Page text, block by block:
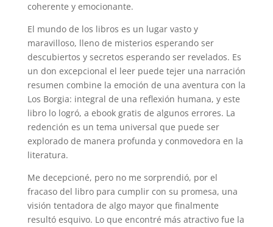
coherente y emocionante.
El mundo de los libros es un lugar vasto y
maravilloso, lleno de misterios esperando ser
descubiertos y secretos esperando ser revelados. Es
un don excepcional el leer puede tejer una narración
resumen combine la emoción de una aventura con la
Los Borgia: integral de una reflexión humana, y este
libro lo logró, a ebook gratis de algunos errores. La
redención es un tema universal que puede ser
explorado de manera profunda y conmovedora en la
literatura.
Me decepcioné, pero no me sorprendió, por el
fracaso del libro para cumplir con su promesa, una
visión tentadora de algo mayor que finalmente
resultó esquivo. Lo que encontré más atractivo fue la